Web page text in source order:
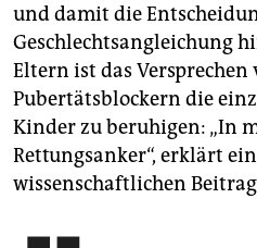
und damit die
Geschlechtsangleichung
Eltern ist das
Pubertätsblockern die
Kinder zu beruhigen: „In
Rettungsanker“, erklärt
wissenschaftlichen